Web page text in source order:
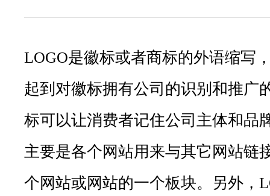
LOGO是徽标或者商标的外语缩写
起到对徽标拥有公司的识别和推广
标可以让消费者记住公司主体和品
主要是各个网站用来与其它网站链
个网站或网站的一个板块。另外，